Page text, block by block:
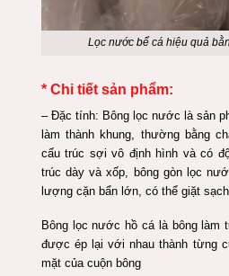
Lọc nước bể cá hiệu quả
* Chi tiết sản phẩm:
– Đặc tính: Bông lọc nước là sản
làm thành khung, thường bằng
cấu trúc sợi vô định hình và có
trúc dày và xốp, bông gòn lọc
lượng cặn bẩn lớn, có thể giặt
Bông lọc nước hồ cá là bông làm
được ép lại với nhau thành từng
mặt của cuộn bông